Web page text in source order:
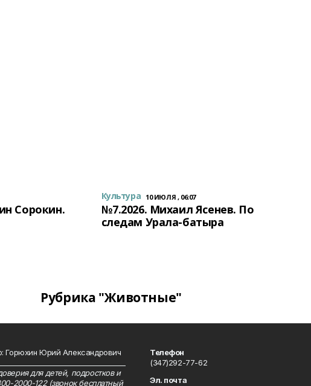
Сорокин.
Культура 10 ИЮЛЯ , 06:07
№7.2026. Михаил Ясенев. По
следам Урала-батыра
Рубрика "Животные"
Горюхин Юрий Александрович
для детей, подростков и
2000-122 (звонок бесплатный
Телефон
(347)292-77-62
Эл. почта